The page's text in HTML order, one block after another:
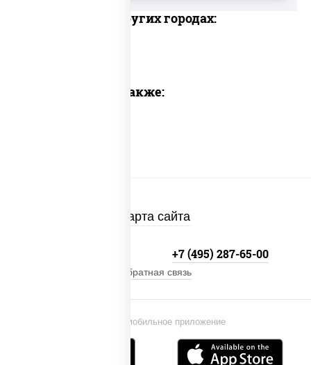
Доставка в других городах:
Предлагаем также:
Карта сайта
Установи мобильное приложение
+7 (495) 287-65-00
Обратная связь